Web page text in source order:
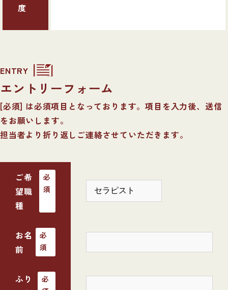
度
ENTRY
エントリーフォーム
[必須] は必須項目となっております。項目を入力後、送信
をお願いします。
担当者より折り返しご連絡させていただきます。
ご希
望職
種
必
須
お名
前
必
須
ふり
必